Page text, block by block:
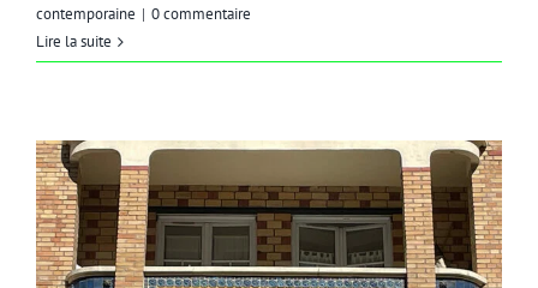
contemporaine | 0 commentaire
Lire la suite